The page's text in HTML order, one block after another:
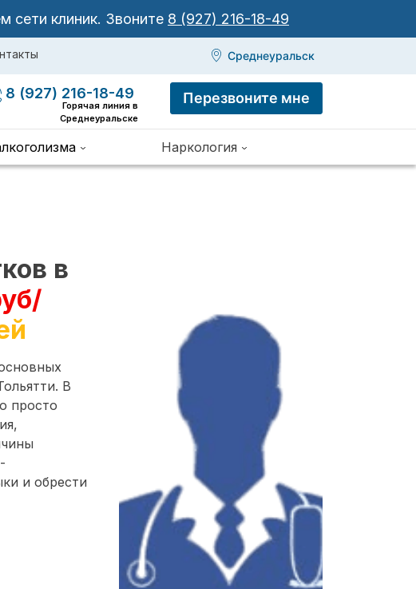
сети клиник. Звоните 8 (927) 216-18-49
Среднеуральск
8 (927) 216-18-49
Горячая линия в
Среднеуральске
Перезвоните мне
Наркология
в
В
просто
и обрести